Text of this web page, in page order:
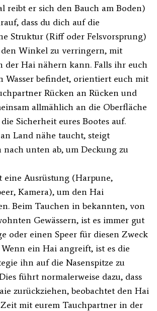
reibt er sich den Bauch am Boden)
dass du dich auf die
Struktur (Riff oder Felsvorsprung)
den Winkel zu verringern, mit
der Hai nähern kann. Falls ihr euch
Wasser befindet, orientiert euch mit
Rücken an Rücken und
allmählich an die Oberfläche
Sicherheit eures Bootes auf.
Land nähe taucht, steigt
nach unten ab, um Deckung zu
eine Ausrüstung (Harpune,
Kamera), um den Hai
Beim Tauchen in bekannten, von
Gewässern, ist es immer gut
oder einen Speer für diesen Zweck
ein Hai angreift, ist es die
ihn auf die Nasenspitze zu
führt normalerweise dazu, dass
zurückziehen, beobachtet den Hai
mit eurem Tauchpartner in der